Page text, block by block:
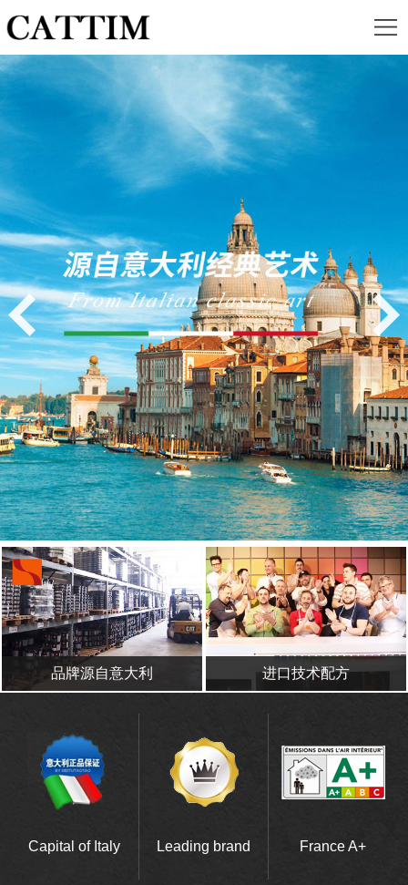
品牌源自意大利 进口技术配方
Capital of Italy Leading brand France A+